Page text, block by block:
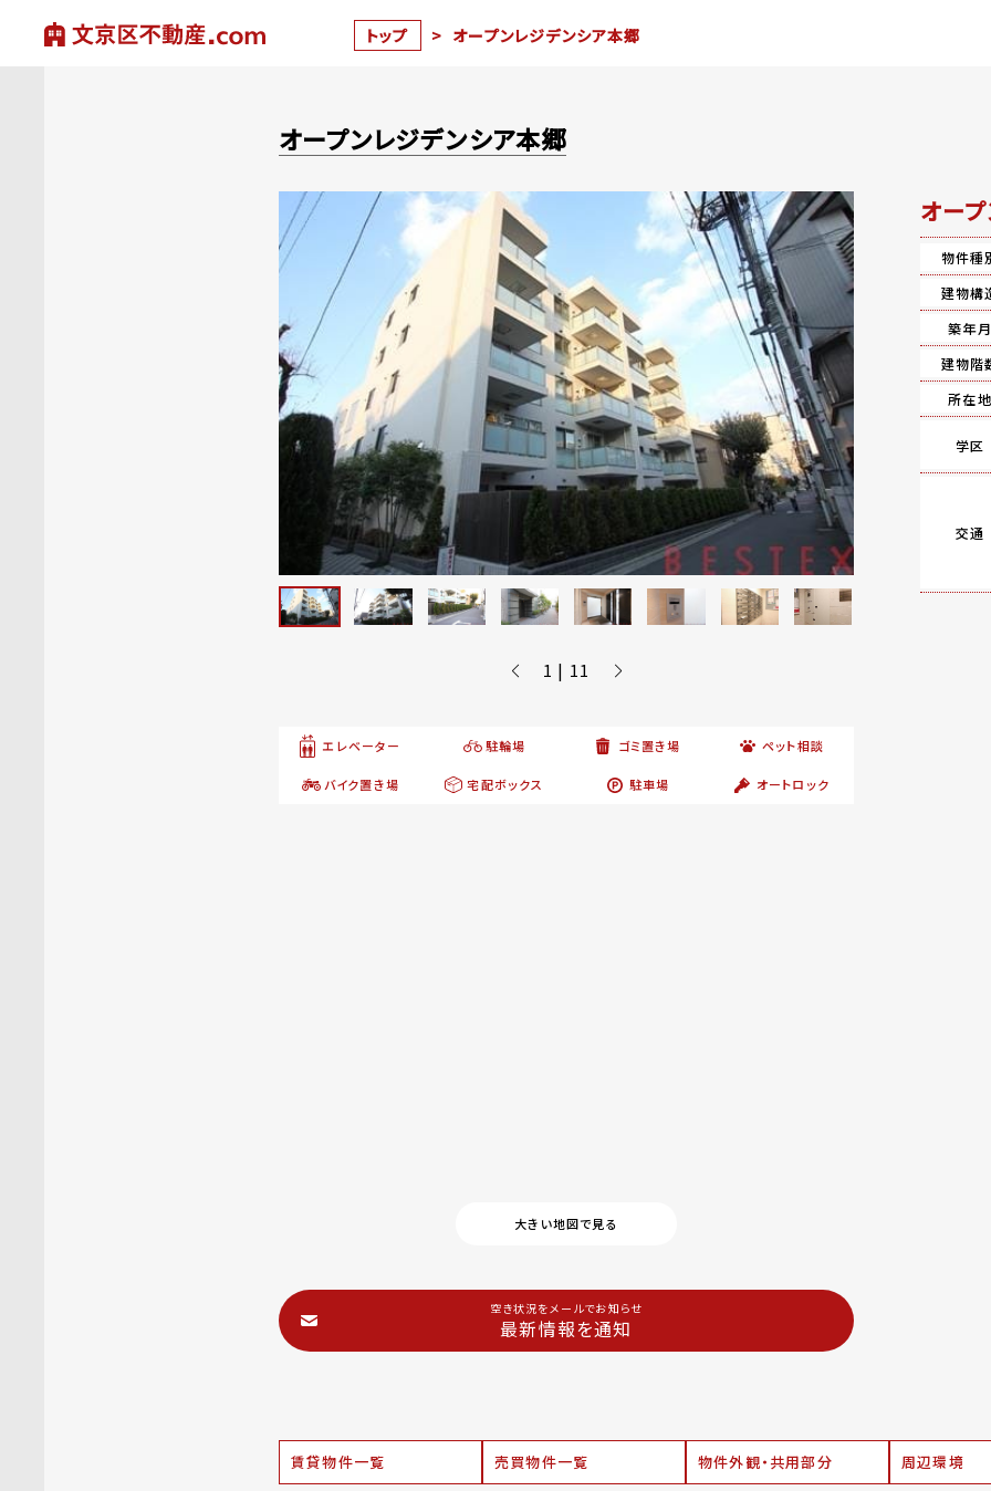
トップ > オープンレジデンシア本郷
オープンレジデンシア本郷
1 | 11
エレベーター 駐輪場 ゴミ置き場 ペット相談
バイク置き場 宅配ボックス 駐車場 オートロック
大きい地図で見る
空き状況をメールでお知らせ
最新情報を通知
賃貸物件一覧 売買物件一覧 物件外観・共用部分 周辺環境
オー
物件種
建物構
築年月
建物階
所在地
学区
交通